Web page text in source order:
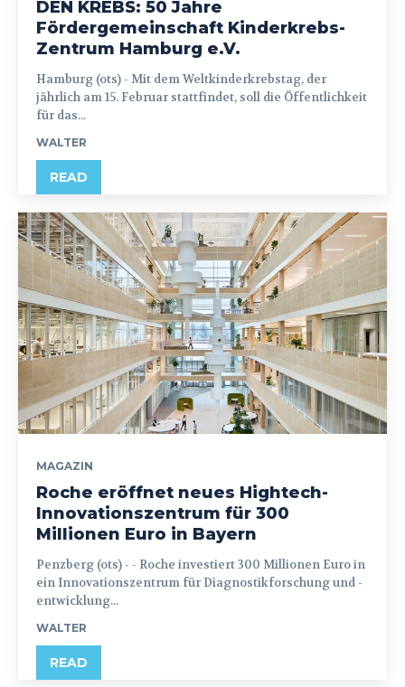
DEN KREBS: 50 Jahre
Fördergemeinschaft Kinderkrebs-
Zentrum Hamburg e.V.
Hamburg (ots) - Mit dem Weltkinderkrebstag, der
jährlich am 15. Februar stattfindet, soll die Öffentlichkeit
für das...
WALTER
READ
MAGAZIN
Roche eröffnet neues Hightech-
Innovationszentrum für 300
Millionen Euro in Bayern
Penzberg (ots) - - Roche investiert 300 Millionen Euro in
ein Innovationszentrum für Diagnostikforschung und -
entwicklung...
WALTER
READ